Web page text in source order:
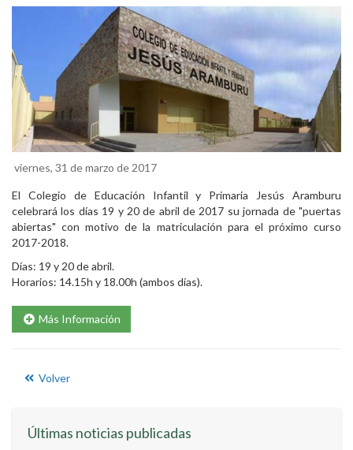
viernes, 31 de marzo de 2017
El Colegio de Educación Infantil y Primaria Jesús Aramburu
celebrará los días 19 y 20 de abril de 2017 su jornada de "puertas
abiertas" con motivo de la matriculación para el próximo curso
2017-2018.
Días: 19 y 20 de abril.
Horarios: 14.15h y 18.00h (ambos días).
Más Información
Volver
Últimas noticias publicadas